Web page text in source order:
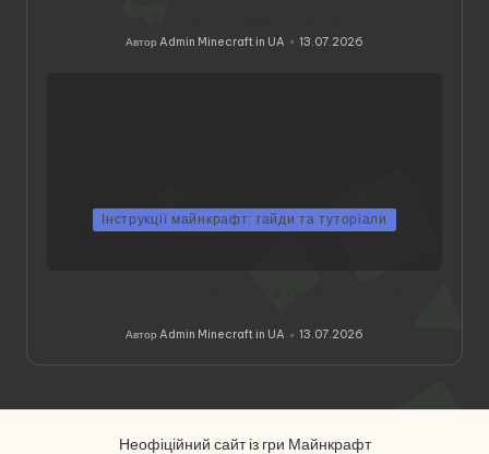
Опубліковано
АвторAdmin Minecraft in UA 13.07.2026
Інструкції майнкрафт: гайди та туторіали
Опубліковано
АвторAdmin Minecraft in UA 13.07.2026
Неофіційний сайт із гри Майнкрафт